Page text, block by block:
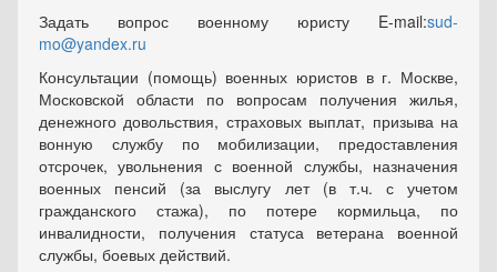
Задать вопрос военному юристу E-mail:sud-
mo@yandex.ru
Консультации (помощь) военных юристов в г. Москве,
Московской области по вопросам получения жилья,
денежного довольствия, страховых выплат, призыва на
вонную службу по мобилизации, предоставления
отсрочек, увольнения с военной службы, назначения
военных пенсий (за выслугу лет (в т.ч. с учетом
гражданского стажа), по потере кормильца, по
инвалидности, получения статуса ветерана военной
службы, боевых действий.